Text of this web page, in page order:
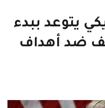
يتوعد ببدء
ضد أهداف